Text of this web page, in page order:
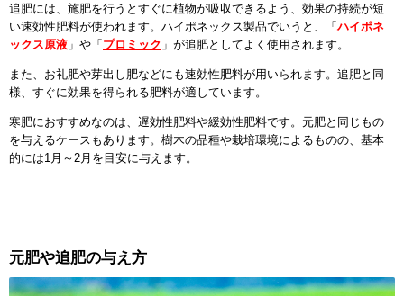
追肥には、施肥を行うとすぐに植物が吸収できるよう、効果の持続が短
い速効性肥料が使われます。ハイポネックス製品でいうと、「ハイポネ
ックス原液 」や「プロミック 」が追肥としてよく使用されます。
また、お礼肥や芽出し肥などにも速効性肥料が用いられます。追肥と同
様、すぐに効果を得られる肥料が適しています。
寒肥におすすめなのは、遅効性肥料や緩効性肥料です。元肥と同じもの
を与えるケースもあります。樹木の品種や栽培環境によるものの、基本
的には1月～2月を目安に与えます。
元肥や追肥の与え方